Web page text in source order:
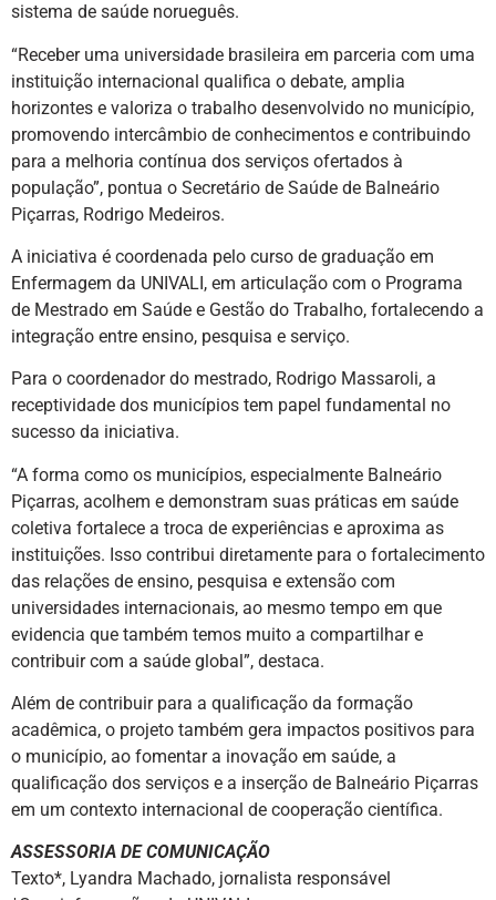
sistema de saúde norueguês.
“Receber uma universidade brasileira em parceria com uma
instituição internacional qualifica o debate, amplia
horizontes e valoriza o trabalho desenvolvido no município,
promovendo intercâmbio de conhecimentos e contribuindo
para a melhoria contínua dos serviços ofertados à
população”, pontua o Secretário de Saúde de Balneário
Piçarras, Rodrigo Medeiros.
A iniciativa é coordenada pelo curso de graduação em
Enfermagem da UNIVALI, em articulação com o Programa
de Mestrado em Saúde e Gestão do Trabalho, fortalecendo a
integração entre ensino, pesquisa e serviço.
Para o coordenador do mestrado, Rodrigo Massaroli, a
receptividade dos municípios tem papel fundamental no
sucesso da iniciativa.
“A forma como os municípios, especialmente Balneário
Piçarras, acolhem e demonstram suas práticas em saúde
coletiva fortalece a troca de experiências e aproxima as
instituições. Isso contribui diretamente para o fortalecimento
das relações de ensino, pesquisa e extensão com
universidades internacionais, ao mesmo tempo em que
evidencia que também temos muito a compartilhar e
contribuir com a saúde global”, destaca.
Além de contribuir para a qualificação da formação
acadêmica, o projeto também gera impactos positivos para
o município, ao fomentar a inovação em saúde, a
qualificação dos serviços e a inserção de Balneário Piçarras
em um contexto internacional de cooperação científica.
ASSESSORIA DE COMUNICAÇÃO
Texto*, Lyandra Machado, jornalista responsável